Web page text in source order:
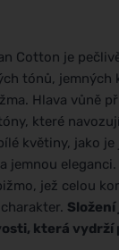
Cotton je
tónů, jemných
Hlava vůně
které
květiny, jako
jemnou
jež celou
Složení
která vydrží